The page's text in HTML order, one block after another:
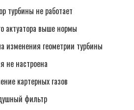
турбины не работает
актуатора выше нормы
изменения геометрии турбины
не настроена
картерных газов
фильтр